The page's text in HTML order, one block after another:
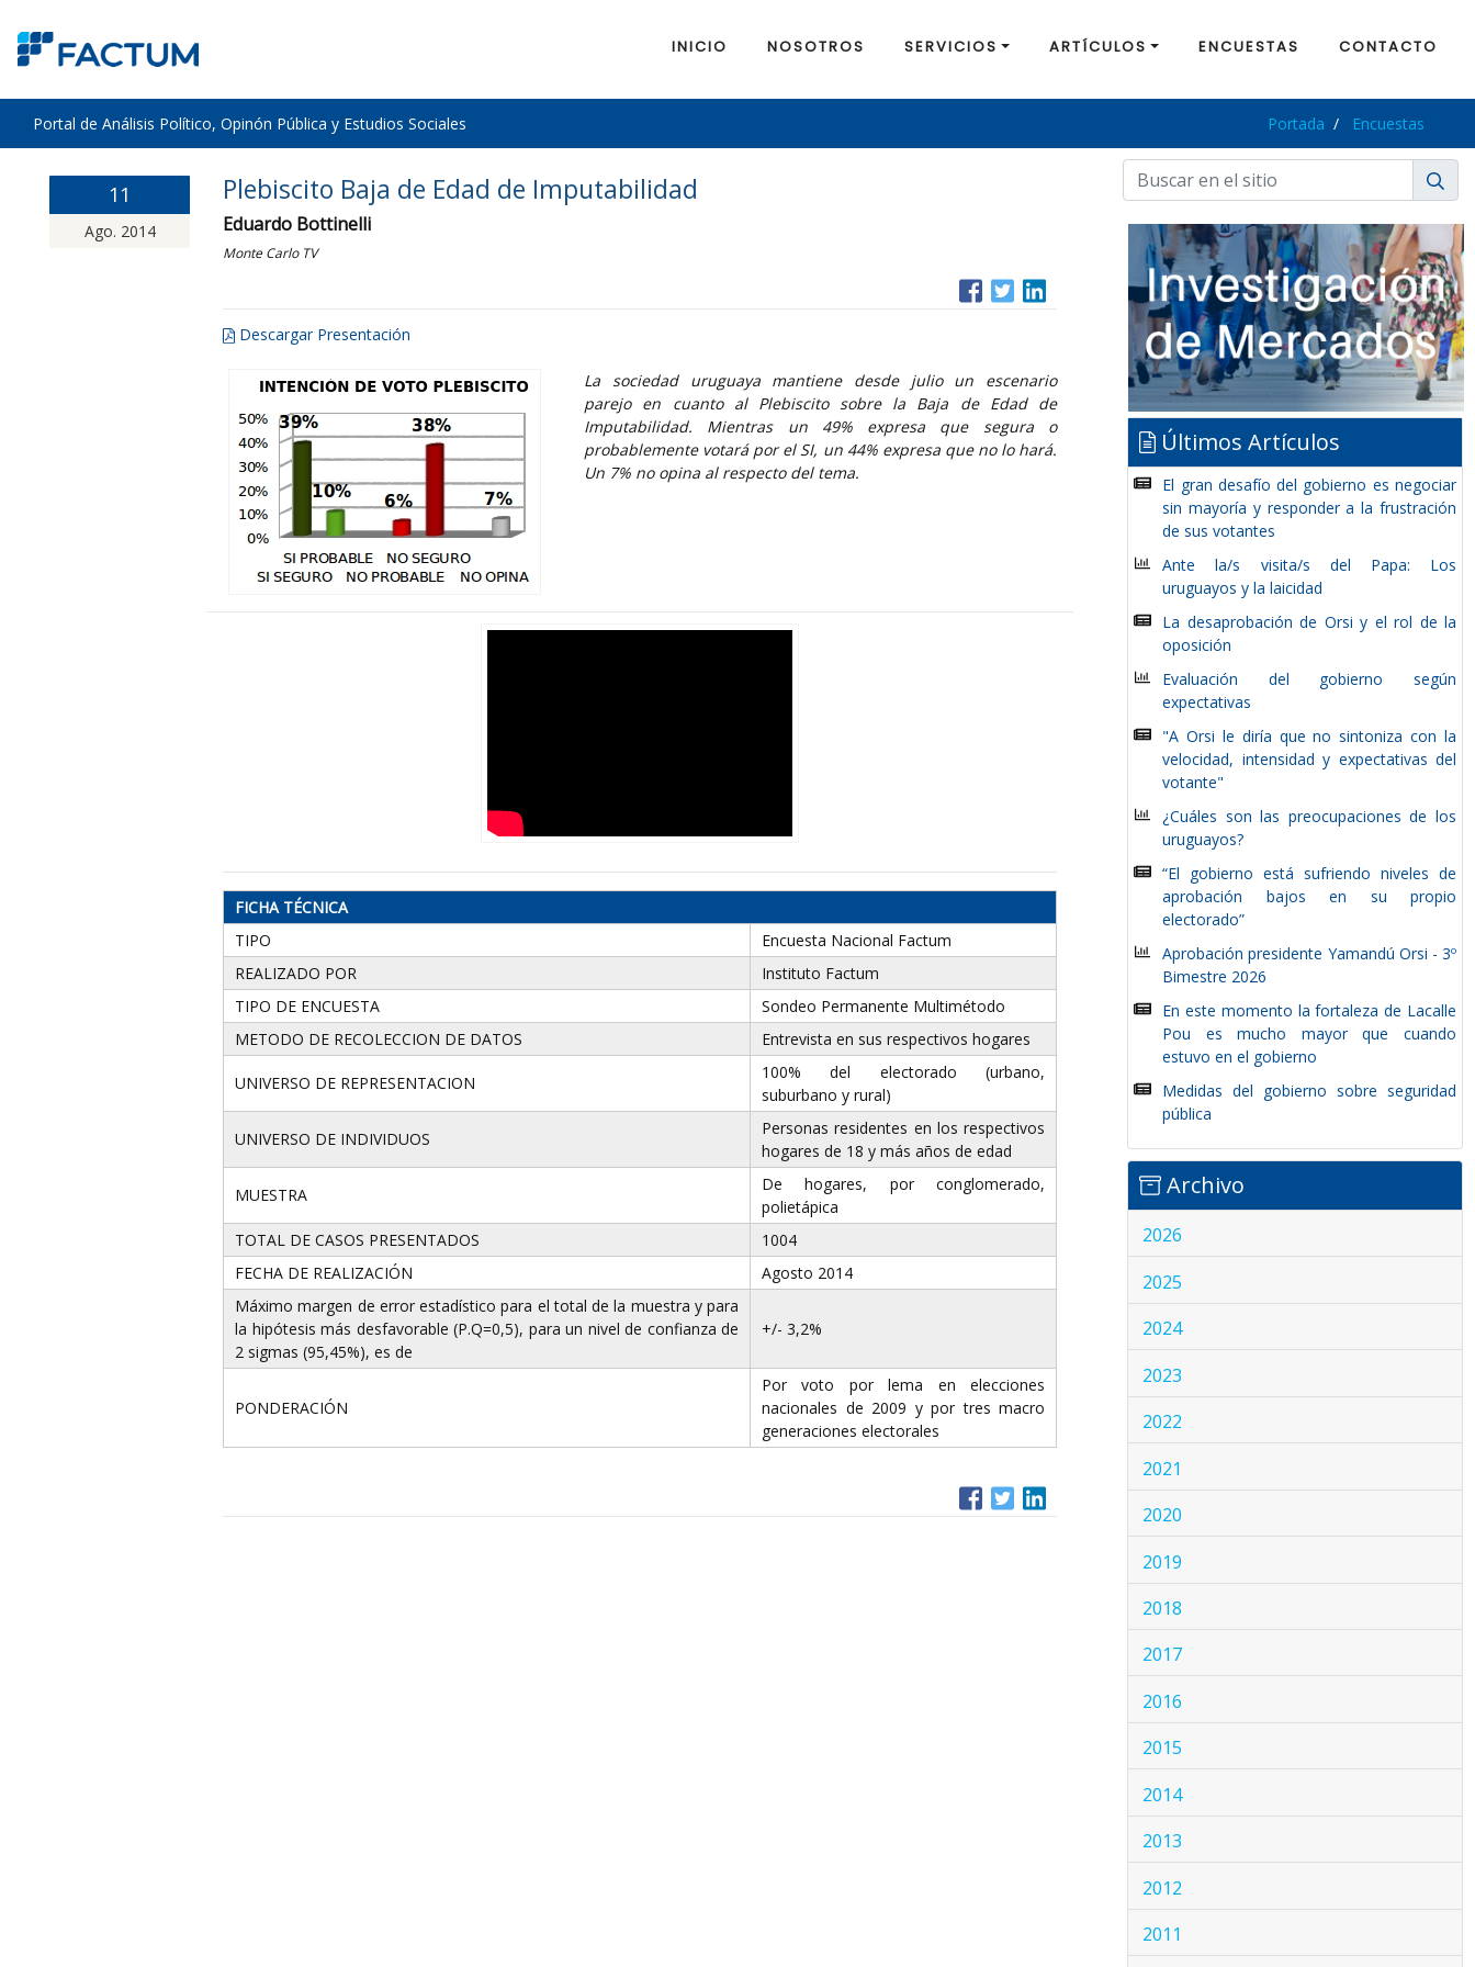
INICIO NOSOTROS SERVICIOS ARTÍCULOS ENCUESTAS CONTACTO
Portal de Análisis Político, Opinón Pública y Estudios Sociales Portada Encuestas
11
Ago. 2014
Plebiscito Baja de Edad de Imputabilidad
Eduardo Bottinelli
Monte Carlo TV
Descargar Presentación
La sociedad uruguaya mantiene desde julio un escenario
parejo en cuanto al Plebiscito sobre la Baja de Edad de
Imputabilidad. Mientras un 49% expresa que segura o
probablemente votará por el SI, un 44% expresa que no lo hará.
Un 7% no opina al respecto del tema.
FICHA TÉCNICA
TIPO
Encuesta Nacional Factum
REALIZADO POR
Instituto Factum
TIPO DE ENCUESTA
Sondeo Permanente Multimétodo
METODO DE RECOLECCION DE DATOS
Entrevista en sus respectivos hogares
UNIVERSO DE REPRESENTACION
100% del electorado (urbano,
suburbano y rural)
UNIVERSO DE INDIVIDUOS
Personas residentes en los respectivos
hogares de 18 y más años de edad
MUESTRA
De hogares, por conglomerado,
polietápica
TOTAL DE CASOS PRESENTADOS
1004
FECHA DE REALIZACIÓN
Agosto 2014
Máximo margen de error estadístico para el total de la muestra y para
la hipótesis más desfavorable (P.Q=0,5), para un nivel de confianza de
2 sigmas (95,45%), es de
+/- 3,2%
PONDERACIÓN
Por voto por lema en elecciones
nacionales de 2009 y por tres macro
generaciones electorales
Últimos Artículos
El gran desafío del gobierno es negociar
sin mayoría y responder a la frustración
de sus votantes
Ante la/s visita/s del Papa: Los
uruguayos y la laicidad
La desaprobación de Orsi y el rol de la
oposición
Evaluación del gobierno según
expectativas
"A Orsi le diría que no sintoniza con la
velocidad, intensidad y expectativas del
votante"
¿Cuáles son las preocupaciones de los
uruguayos?
“El gobierno está sufriendo niveles de
aprobación bajos en su propio
electorado”
Aprobación presidente Yamandú Orsi - 3º
Bimestre 2026
En este momento la fortaleza de Lacalle
Pou es mucho mayor que cuando
estuvo en el gobierno
Medidas del gobierno sobre seguridad
pública
Archivo
2026
2025
2024
2023
2022
2021
2020
2019
2018
2017
2016
2015
2014
2013
2012
2011